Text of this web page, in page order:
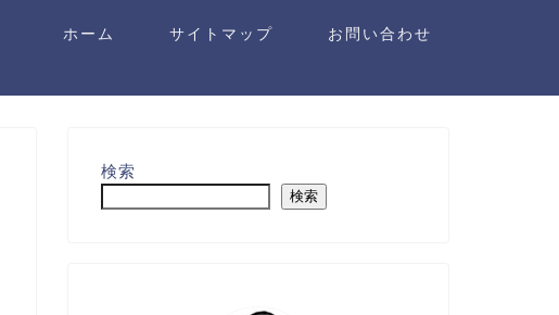
ホーム サイトマップ お問い合わせ
検索
検索